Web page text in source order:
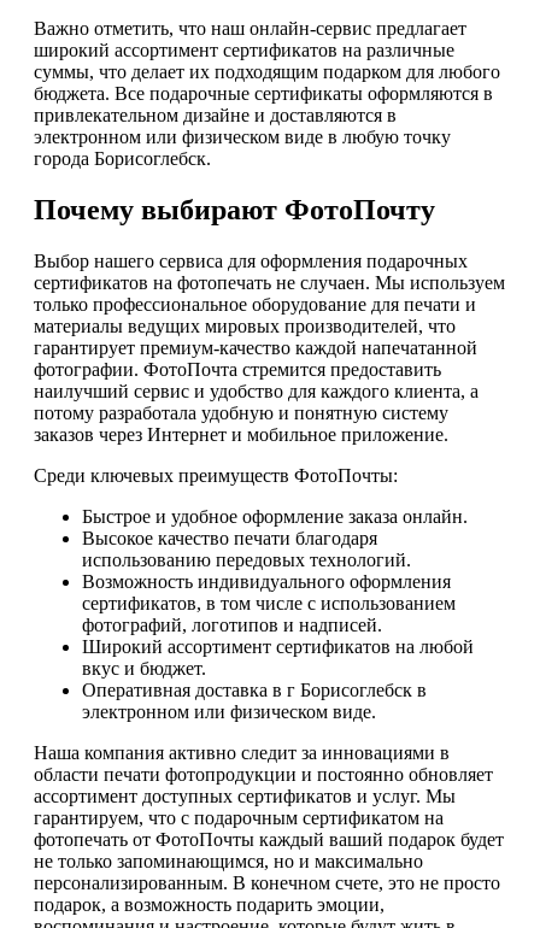
Важно отметить, что наш онлайн-сервис предлагает
широкий ассортимент сертификатов на различные
суммы, что делает их подходящим подарком для любого
бюджета. Все подарочные сертификаты оформляются в
привлекательном дизайне и доставляются в
электронном или физическом виде в любую точку
города Борисоглебск.
Почему выбирают ФотоПочту
Выбор нашего сервиса для оформления подарочных
сертификатов на фотопечать не случаен. Мы используем
только профессиональное оборудование для печати и
материалы ведущих мировых производителей, что
гарантирует премиум-качество каждой напечатанной
фотографии. ФотоПочта стремится предоставить
наилучший сервис и удобство для каждого клиента, а
потому разработала удобную и понятную систему
заказов через Интернет и мобильное приложение.
Среди ключевых преимуществ ФотоПочты:
Быстрое и удобное оформление заказа онлайн.
Высокое качество печати благодаря
использованию передовых технологий.
Возможность индивидуального оформления
сертификатов, в том числе с использованием
фотографий, логотипов и надписей.
Широкий ассортимент сертификатов на любой
вкус и бюджет.
Оперативная доставка в г Борисоглебск в
электронном или физическом виде.
Наша компания активно следит за инновациями в
области печати фотопродукции и постоянно обновляет
ассортимент доступных сертификатов и услуг. Мы
гарантируем, что с подарочным сертификатом на
фотопечать от ФотоПочты каждый ваший подарок будет
не только запоминающимся, но и максимально
персонализированным. В конечном счете, это не просто
подарок, а возможность подарить эмоции,